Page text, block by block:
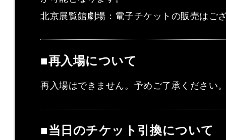
北京展覧館劇場：電子チケットの販売はご
■再入場について
再入場はできません。予めご了承ください
■当日のチケット引換について